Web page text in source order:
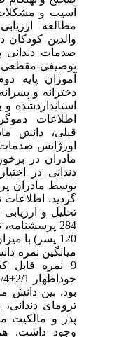
آسیب و مشکلات
مطالعه
والدین کودکان
صدمات دندانی
آموزان پایه
دخترانه و
استانداردشده و
اطلاعات
قبلی، دانش
اورژانس صدمات
دندانی در
توسط مادران
گردید. اطلاعات
تحلیل و ارزیابی
9 نمره قابل
بود. بین دانش
ترومای دندانی،
پدر و مالکیت
وجود داشت.